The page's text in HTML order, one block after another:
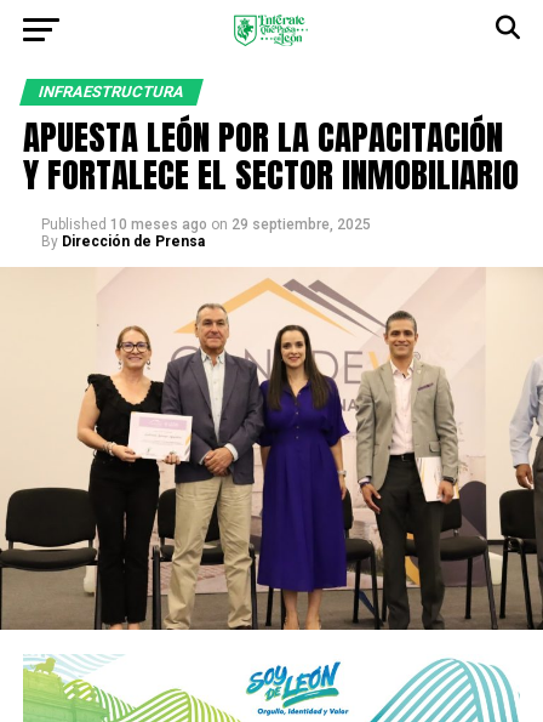
INFRAESTRUCTURA
APUESTA LEÓN POR LA CAPACITACIÓN
Y FORTALECE EL SECTOR INMOBILIARIO
Published 10 meses ago on 29 septiembre, 2025
By Dirección de Prensa